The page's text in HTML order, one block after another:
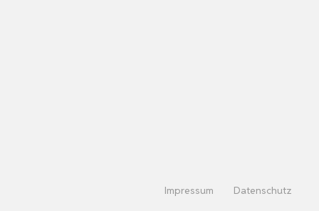
Impressum Datenschutz